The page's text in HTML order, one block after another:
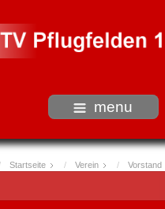
menu
Startseite Verein Vorstand